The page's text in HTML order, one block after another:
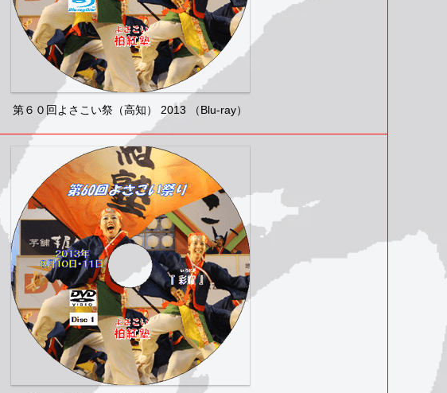
第６０回よさこい祭（高知） 2013 （Blu-ray）